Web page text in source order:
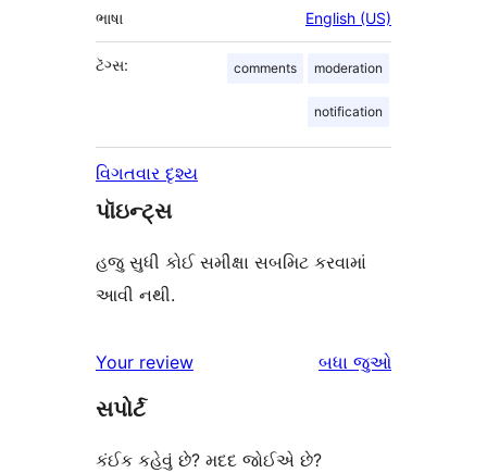
ભાષા English (US)
ટૅગ્સ: comments moderation
notification
વિગતવાર દૃશ્ય
પૉઇન્ટ્સ
હજુ સુધી કોઈ સમીક્ષા સબમિટ કરવામાં
આવી નથી.
Your review બધા સમીક્ષાઓ
જુઓ
સપોર્ટ
કંઈક કહેવું છે? મદદ જોઈએ છે?